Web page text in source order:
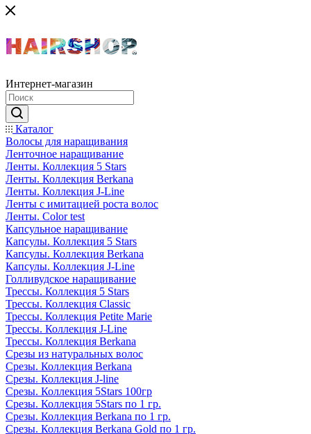
Интернет-магазин
Каталог
Волосы для наращивания
Ленточное наращивание
Ленты. Коллекция 5 Stars
Ленты. Коллекция Berkana
Ленты. Коллекция J-Line
Ленты с имитацией роста волос
Ленты. Color test
Капсульное наращивание
Капсулы. Коллекция 5 Stars
Капсулы. Коллекция Berkana
Капсулы. Коллекция J-Line
Голливудское наращивание
Трессы. Коллекция 5 Stars
Трессы. Коллекция Classic
Трессы. Коллекция Petite Marie
Трессы. Коллекция J-Line
Трессы. Коллекция Berkana
Срезы из натуральных волос
Срезы. Коллекция Berkana
Срезы. Коллекция J-line
Срезы. Коллекция 5Stars 100гр
Срезы. Коллекция 5Stars по 1 гр.
Срезы. Коллекция Berkana по 1 гр.
Срезы. Коллекция Berkana Gold по 1 гр.